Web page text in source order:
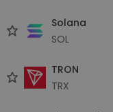
Solana
SOL
TRON
TRX